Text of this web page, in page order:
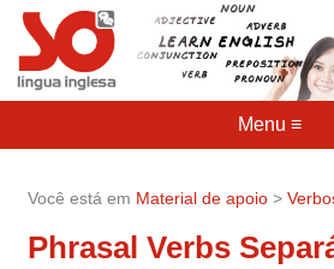
Você está em Material de apoio >
Phrasal Verbs